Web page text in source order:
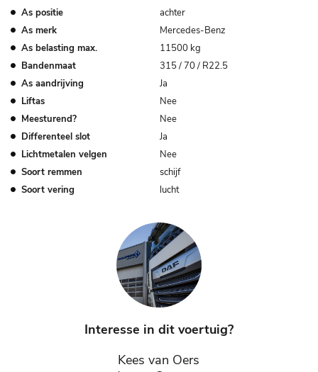
As positie
achter
As merk
Mercedes-Benz
As belasting max.
11500 kg
Bandenmaat
315 / 70 / R22.5
As aandrijving
Ja
Liftas
Nee
Meesturend?
Nee
Differenteel slot
Ja
Lichtmetalen velgen
Nee
Soort remmen
schijf
Soort vering
lucht
Interesse in dit voertuig?
Kees van Oers